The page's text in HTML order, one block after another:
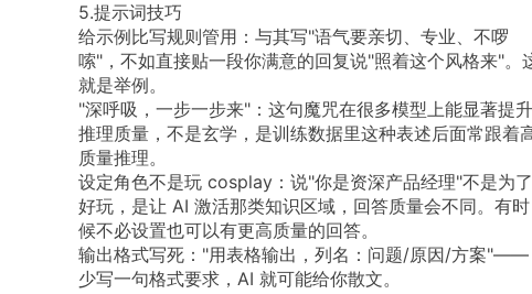
5.提示词技巧
给示例比写规则管用：与其写"语气要亲切、专业、不啰
嗦"，不如直接贴一段你满意的回复说"照着这个风格来"。
就是举例。
"深呼吸，一步一步来"：这句魔咒在很多模型上能显著提升
推理质量，不是玄学，是训练数据里这种表述后面常跟着
质量推理。
设定角色不是玩 cosplay：说"你是资深产品经理"不是为了
好玩，是让 AI 激活那类知识区域，回答质量会不同。有时
候不必设置也可以有更高质量的回答。
输出格式写死："用表格输出，列名：问题/原因/方案"——
少写一句格式要求，AI 就可能给你散文。